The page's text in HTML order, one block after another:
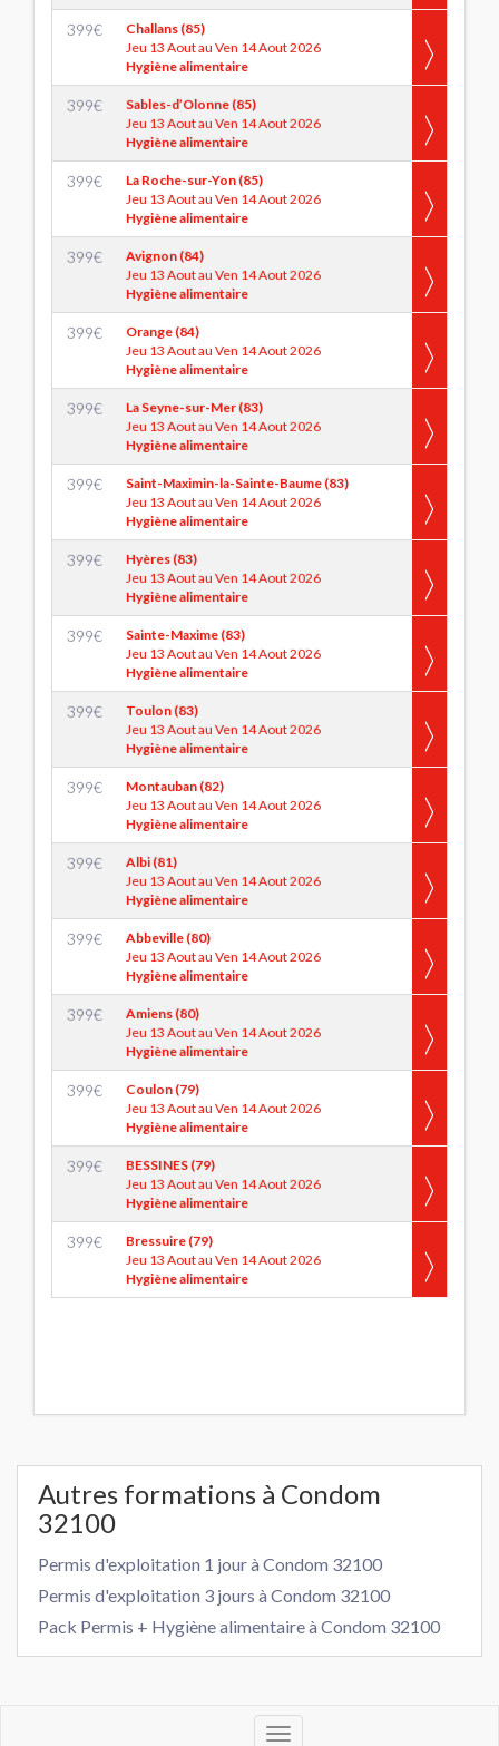
399€
Challans (85)
Jeu 13 Aout au Ven 14 Aout 2026
Hygiène alimentaire
399€
Sables-d’Olonne (85)
Jeu 13 Aout au Ven 14 Aout 2026
Hygiène alimentaire
399€
La Roche-sur-Yon (85)
Jeu 13 Aout au Ven 14 Aout 2026
Hygiène alimentaire
399€
Avignon (84)
Jeu 13 Aout au Ven 14 Aout 2026
Hygiène alimentaire
399€
Orange (84)
Jeu 13 Aout au Ven 14 Aout 2026
Hygiène alimentaire
399€
La Seyne-sur-Mer (83)
Jeu 13 Aout au Ven 14 Aout 2026
Hygiène alimentaire
399€
Saint-Maximin-la-Sainte-Baume (83)
Jeu 13 Aout au Ven 14 Aout 2026
Hygiène alimentaire
399€
Hyères (83)
Jeu 13 Aout au Ven 14 Aout 2026
Hygiène alimentaire
399€
Sainte-Maxime (83)
Jeu 13 Aout au Ven 14 Aout 2026
Hygiène alimentaire
399€
Toulon (83)
Jeu 13 Aout au Ven 14 Aout 2026
Hygiène alimentaire
399€
Montauban (82)
Jeu 13 Aout au Ven 14 Aout 2026
Hygiène alimentaire
399€
Albi (81)
Jeu 13 Aout au Ven 14 Aout 2026
Hygiène alimentaire
399€
Abbeville (80)
Jeu 13 Aout au Ven 14 Aout 2026
Hygiène alimentaire
399€
Amiens (80)
Jeu 13 Aout au Ven 14 Aout 2026
Hygiène alimentaire
399€
Coulon (79)
Jeu 13 Aout au Ven 14 Aout 2026
Hygiène alimentaire
399€
BESSINES (79)
Jeu 13 Aout au Ven 14 Aout 2026
Hygiène alimentaire
399€
Bressuire (79)
Jeu 13 Aout au Ven 14 Aout 2026
Hygiène alimentaire
Autres formations à Condom
32100
Permis d'exploitation 1 jour à Condom 32100
Permis d'exploitation 3 jours à Condom 32100
Pack Permis + Hygiène alimentaire à Condom 32100
Toggle